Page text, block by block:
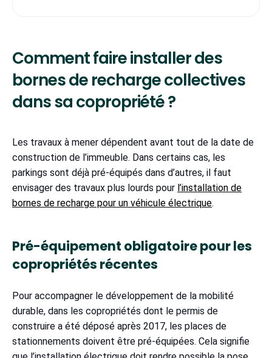
Comment faire installer des
bornes de recharge collectives
dans sa copropriété ?
Les travaux à mener dépendent avant tout de la date de
construction de l’immeuble. Dans certains cas, les
parkings sont déjà pré-équipés dans d’autres, il faut
envisager des travaux plus lourds pour l’installation de
bornes de recharge pour un véhicule électrique.
Pré-équipement obligatoire pour les
copropriétés récentes
Pour accompagner le développement de la mobilité
durable, dans les copropriétés dont le permis de
construire a été déposé après 2017, les places de
stationnements doivent être pré-équipées. Cela signifie